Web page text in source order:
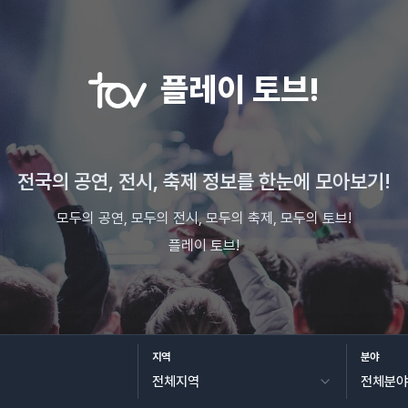
플레이 토브!
전국의 공연, 전시, 축제 정보를 한눈에 모아보기!
모두의 공연, 모두의 전시, 모두의 축제, 모두의 토브!
플레이 토브!
지역 분야